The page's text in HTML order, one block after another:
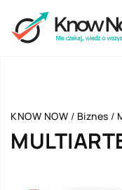
KNOW NOW / Biznes /